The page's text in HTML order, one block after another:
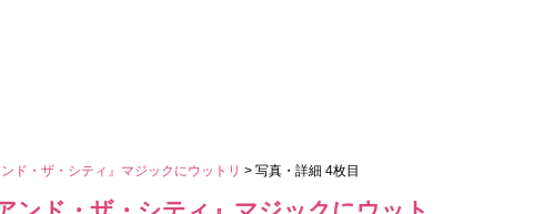
ド・ザ・シティ』マジックにウットリ > 写真・詳細 4枚目